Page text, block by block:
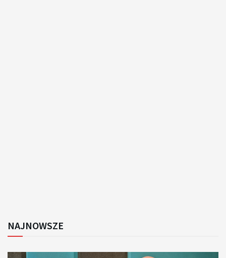
NAJNOWSZE